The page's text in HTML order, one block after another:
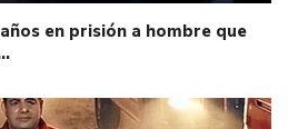
en prisión a hombre que